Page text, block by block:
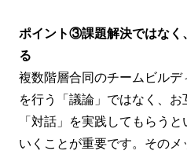
ポイント③課題解決ではなく
る
複数階層合同のチームビル
を行う「議論」ではなく、
「対話」を実践してもらう
いくことが重要です。そのメ